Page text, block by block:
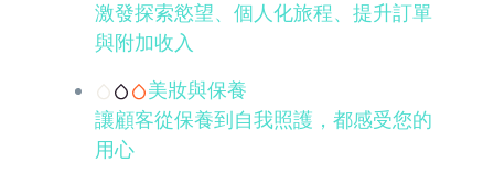
激發探索慾望、個人化旅程、提升訂單
與附加收入
美妝與保養
讓顧客從保養到自我照護，都感受您的
用心